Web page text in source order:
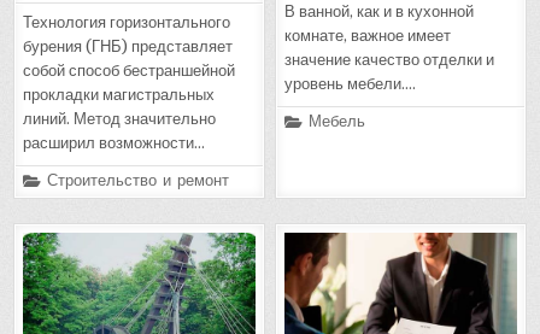
Технология горизонтального
бурения (ГНБ) представляет
собой способ бестраншейной
прокладки магистральных
линий. Метод значительно
расширил возможности…
Posted
in
Строительство и ремонт
В ванной, как и в кухонной
комнате, важное имеет
значение качество отделки и
уровень мебели….
Posted
Мебель